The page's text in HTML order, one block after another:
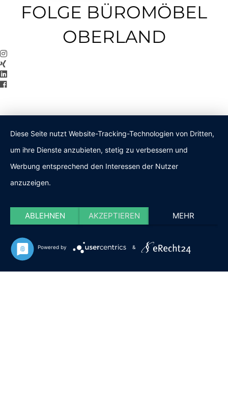
FOLGE BÜROMÖBEL
OBERLAND
Diese Seite nutzt Website-Tracking-Technologien von Dritten,
um ihre Dienste anzubieten, stetig zu verbessern und
Werbung entsprechend den Interessen der Nutzer
anzuzeigen.
ABLEHNEN AKZEPTIEREN MEHR
Powered by &